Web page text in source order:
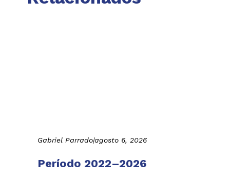
Gabriel Parrado|agosto 6, 2026
Período 2022–2026